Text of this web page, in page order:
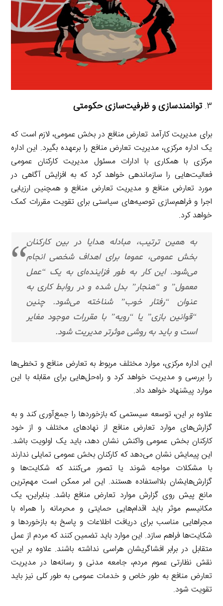
توانمندسازی و ظرفیت‌سازی حکومتی
برای مدیریت کارآمد تعارض منافع در بخش عمومی، لازم است که
یک اداره مرکزی، مدیریت تعارض منافع را برعهده بگیرد. این اداره
مرکزی با همکاری با ادارات مسئول مدیریت کارکنان عمومی
فعالیت‌هایی را سازماندهی خواهد کرد که به افزایش آگاهی در
مورد تعارض منافع و مدیریت تعارض منافع و همچنین ارزیابی
اجرا و فراهم‌سازی توصیه‌های سیاستی برای تقویت مقررات کمک
خواهد کرد.
به همین ترتیب، مبادله هدایا در بین کارکنان
بخش عمومی، عموما برای اهداف شخصی انجام
می‌شود. این کار به طور فزاینده‌ای به یک “عمل
معمول” و “هنجار” بدل شده و در روابط کاری به
عنوان “رفتار خوب” شناخته می‌شود. چنین
“قوانین بازی” یا “رویه” با مقررات موجود مغایر
است و باید به روشی موثرتر مدیریت شود.
این اداره مرکزی، موارد مختلف مربوط به تعارض منافع و تخطی‌ها
را بررسی و مدیریت خواهد کرد و راه‌حل‌هایی برای مقابله با این
موارد پیشنهاد خواهد داد.
علاوه بر این، توسعه سیستمی که بازخوردها را جمع‌آوری کند و به
گزارش‌های موارد تعارض منافع از نهادهای مختلف و از خود
کارکنان بخش عمومی واکنش نشان دهد، باید یک اولویت باشد.
این پیمایش نشان می‌دهد که کارکنان بخش عمومی تمایلی ندارند
با مشکلات مواجه شوند یا تصور می‌کنند که شکایت‌ها و
گزارش‌هایشان بلااستفاده هستند. این امر ممکن است مهم‌ترین
مانع پیش روی گزارش موارد تعارض منافع باشد. بنابراین، یک
مکانیسم موثر باید اقدام‌هایی حمایتی و محرمانه را همراه با
مجراهایی مناسب برای دریافت اطلاعات و پاسخ به بازخوردها و
شکایت‌ها فراهم سازد. این موارد باید تضمین کنند که مردم از عمل
متقابل در برابر افشاگریشان هراسی نداشته باشند. علاوه بر این،
نقش نظارتی عموم مردم، جامعه مدنی و رسانه‌ها در مدیریت
تعارض منافع به طور خاص و خدمات عمومی به طور کلی نیز باید
تقویت شود.